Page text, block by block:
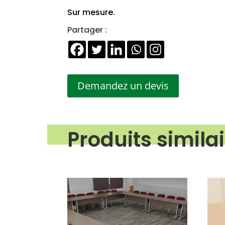
Sur mesure.
Partager :
Demandez un devis
Produits